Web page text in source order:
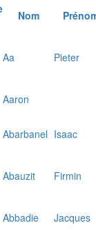
Nom
Aa Pieter
Aaron
Abarbanel Isaac
Abauzit
Firmin
Abbadie
Jacques